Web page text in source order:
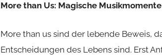
More than Us: Magische
More than us sind der lebende Beweis,
Entscheidungen des Lebens sind. Erst